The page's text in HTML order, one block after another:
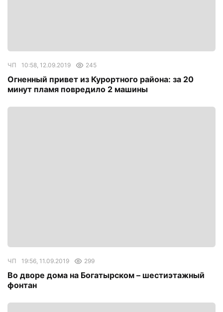
ЧП 10:58, 12.09.2019 245
Огненный привет из Курортного района: за 20
минут пламя повредило 2 машины
ЧП 19:56, 11.09.2019 299
Во дворе дома на Богатырском – шестиэтажный
фонтан